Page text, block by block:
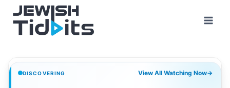
content
DISCOVERING View All Watching Now→